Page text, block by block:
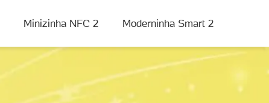
Minizinha NFC 2 Moderninha Smart 2